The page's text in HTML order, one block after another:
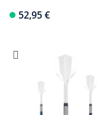
52,95 €